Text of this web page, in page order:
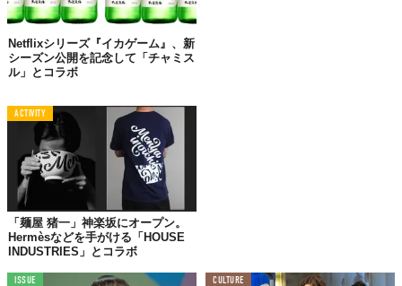
TABI LABO
Netflixシリーズ『イカゲーム』、新
シーズン公開を記念して「チャミス
ル」とコラボ
ACTIVITY
「麺屋 猪一」神楽坂にオープン。
Hermèsなどを手がける「HOUSE
INDUSTRIES」とコラボ
ISSUE CULTURE